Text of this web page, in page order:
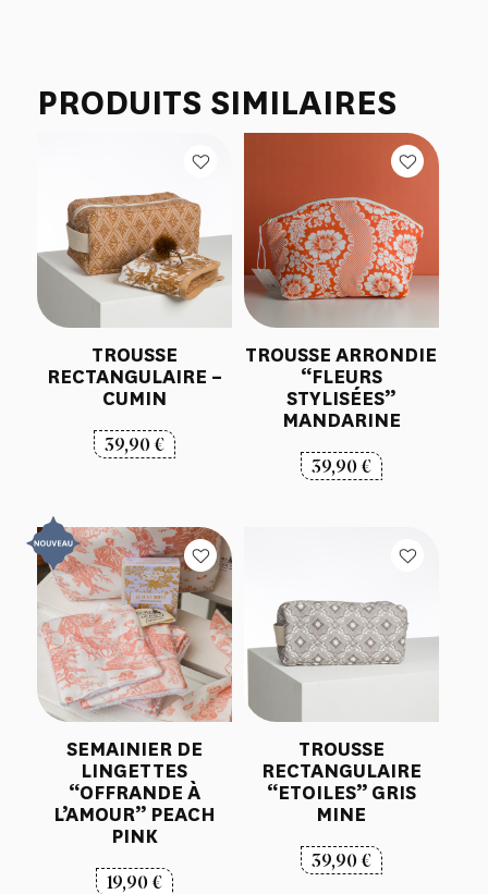
PRODUITS SIMILAIRES
TROUSSE
RECTANGULAIRE –
CUMIN
39,90€
TROUSSE ARRONDIE
“FLEURS
STYLISÉES”
MANDARINE
39,90€
SEMAINIER DE
LINGETTES
“OFFRANDE À
L’AMOUR” PEACH
PINK
19,90€
TROUSSE
RECTANGULAIRE
“ETOILES” GRIS
MINE
39,90€